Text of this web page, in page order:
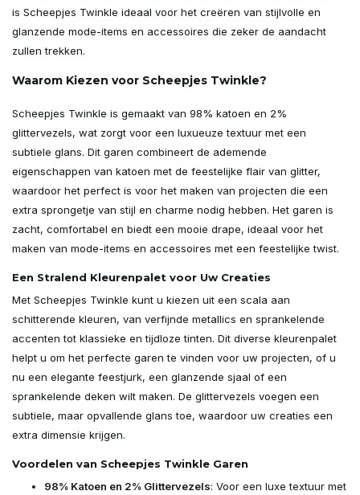
is Scheepjes Twinkle ideaal voor het creëren van stijlvolle en
glanzende mode-items en accessoires die zeker de aandacht
zullen trekken.
Waarom Kiezen voor Scheepjes Twinkle?
Scheepjes Twinkle is gemaakt van 98% katoen en 2%
glittervezels, wat zorgt voor een luxueuze textuur met een
subtiele glans. Dit garen combineert de ademende
eigenschappen van katoen met de feestelijke flair van glitter,
waardoor het perfect is voor het maken van projecten die een
extra sprongetje van stijl en charme nodig hebben. Het garen is
zacht, comfortabel en biedt een mooie drape, ideaal voor het
maken van mode-items en accessoires met een feestelijke twist.
Een Stralend Kleurenpalet voor Uw Creaties
Met Scheepjes Twinkle kunt u kiezen uit een scala aan
schitterende kleuren, van verfijnde metallics en sprankelende
accenten tot klassieke en tijdloze tinten. Dit diverse kleurenpalet
helpt u om het perfecte garen te vinden voor uw projecten, of u
nu een elegante feestjurk, een glanzende sjaal of een
sprankelende deken wilt maken. De glittervezels voegen een
subtiele, maar opvallende glans toe, waardoor uw creaties een
extra dimensie krijgen.
Voordelen van Scheepjes Twinkle Garen
98% Katoen en 2% Glittervezels: Voor een luxe textuur met